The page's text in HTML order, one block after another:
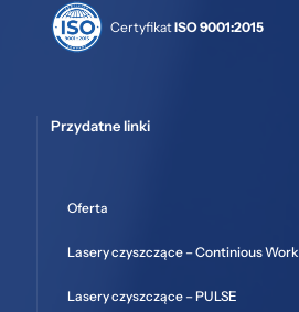
CertyfikatISO 9001:2015
Przydatne linki
Oferta
Lasery czyszczące – Continious Work
Lasery czyszczące – PULSE